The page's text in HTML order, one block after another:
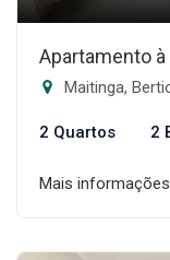
Apartamento
Maitinga,
2 Quartos 2
Mais informações